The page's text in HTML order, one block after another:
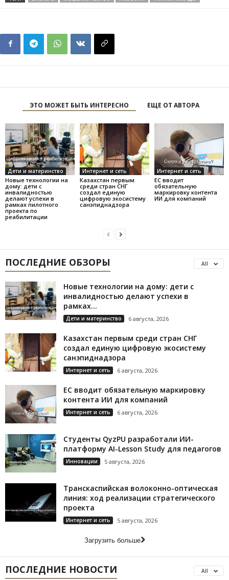
ЭТО МОЖЕТ БЫТЬ ИНТЕРЕСНО ЕЩЕ ОТ АВТОРА
Дети и материнство
Новые технологии на
дому: дети с
инвалидностью
делают успехи в
рамках пилотного
проекта по
реабилитации
Интернет и сеть
Казахстан первым
среди стран СНГ
создал единую
цифровую экосистему
санэпиднадзора
Интернет и сеть
ЕС вводит
обязательную
маркировку контента
ИИ для компаний
ПОСЛЕДНИЕ ОБЗОРЫ All
Новые технологии на дому: дети с
инвалидностью делают успехи в
рамках...
Дети и материнство 6 августа, 2026
Казахстан первым среди стран СНГ
создал единую цифровую экосистему
санэпиднадзора
Интернет и сеть 6 августа, 2026
ЕС вводит обязательную маркировку
контента ИИ для компаний
Интернет и сеть 6 августа, 2026
Студенты QyzPU разработали ИИ-
платформу AI-Lesson Study для педагогов
Инновации 5 августа, 2026
Транскаспийская волоконно-оптическая
линия: ход реализации стратегического
проекта
Интернет и сеть 5 августа, 2026
Загрузить больше
ПОСЛЕДНИЕ НОВОСТИ All